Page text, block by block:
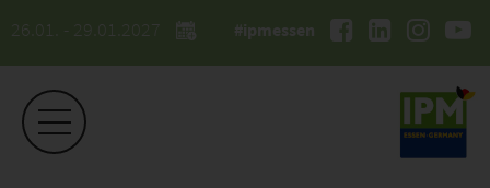
26.01. - 29.01.2027 #ipmessen